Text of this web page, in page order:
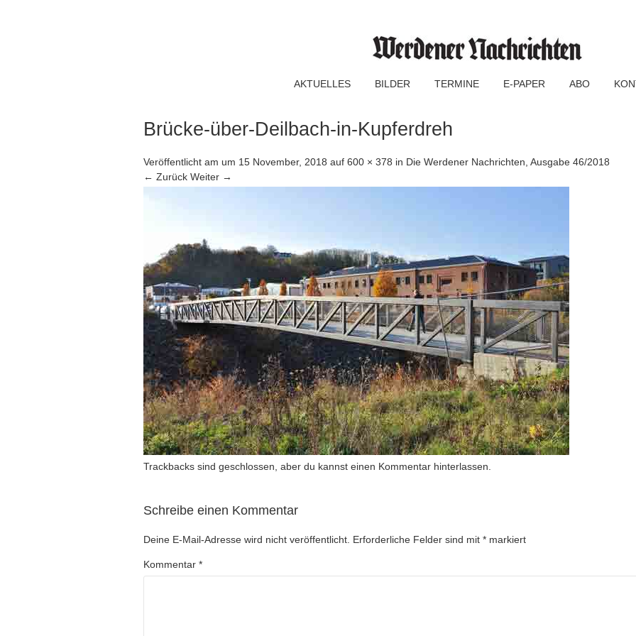
AKTUELLES BILDER TERMINE E-PAPER ABO
Brücke-über-Deilbach-in-Kupferdreh
Veröffentlicht am um 15 November, 2018 auf 600 × 378 in Die Werdener Nachrichten, Ausgabe 46/2018
← Zurück Weiter →
Trackbacks sind geschlossen, aber du kannst einen Kommentar hinterlassen
Schreibe einen Kommentar
Deine E-Mail-Adresse wird nicht veröffentlicht. Erforderliche Felder sind mit * markiert
Kommentar *